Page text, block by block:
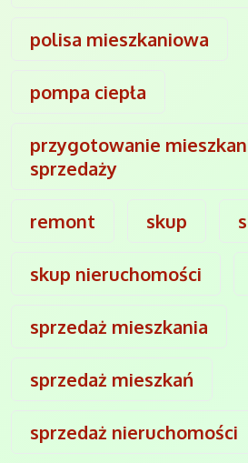
polisa mieszkaniowa
pompa ciepła
przygotowanie
sprzedaży
remont skup
skup nieruchomości
sprzedaż mieszkania
sprzedaż mieszkań
sprzedaż nieruchomości